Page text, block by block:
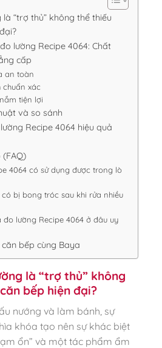
“trợ thủ” không thể thiếu
lường Recipe 4064: Chất
cấp
an toàn
chuẩn xác
tiện lợi
và so sánh
Recipe 4064 hiệu quả
4064 có sử dụng được trong lò
bị bong tróc sau khi rửa nhiều
lường Recipe 4064 ở đâu uy
bếp cùng Baya
là “trợ thủ” không
bếp hiện đại?
nướng và làm bánh, sự
khóa tạo nên sự khác biệt
ổn” và một tác phẩm ẩm